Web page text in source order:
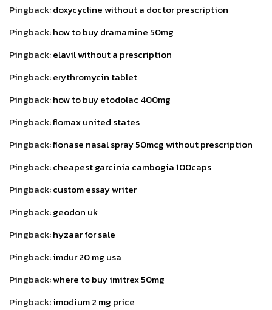
Pingback:doxycycline without a doctor prescription
Pingback:how to buy dramamine 50mg
Pingback:elavil without a prescription
Pingback:erythromycin tablet
Pingback:how to buy etodolac 400mg
Pingback:flomax united states
Pingback:flonase nasal spray 50mcg without prescription
Pingback:cheapest garcinia cambogia 100caps
Pingback:custom essay writer
Pingback:geodon uk
Pingback:hyzaar for sale
Pingback:imdur 20 mg usa
Pingback:where to buy imitrex 50mg
Pingback:imodium 2 mg price